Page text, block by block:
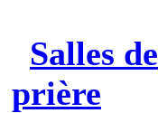
Salles de
prière